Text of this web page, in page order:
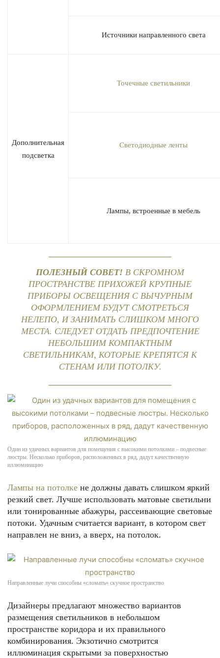
Источники направленного света
Дополнительная
подсветка
Точечные светильники
Светодиодные ленты
Лампы, встроенные в мебель
ПОЛЕЗНЫЙ СОВЕТ! В СКРОМНОМ
ПРОСТРАНСТВЕ ПРИХОЖЕЙ КРУПНЫЕ
ПРИБОРЫ ОСВЕЩЕНИЯ С ВЫЧУРНЫМ
ОФОРМЛЕНИЕМ БУДУТ СМОТРЕТЬСЯ
НЕЛЕПО, И ЗАНИМАТЬ СЛИШКОМ МНОГО
МЕСТА. СЛЕДУЕТ ОТДАТЬ ПРЕДПОЧТЕНИЕ
НЕБОЛЬШИМ КОМПАКТНЫМ
СВЕТИЛЬНИКАМ, КОТОРЫЕ КРЕПЯТСЯ К
СТЕНАМ ИЛИ ПОТОЛКУ.
Один из удачных вариантов для помещения с высокими потолками – подвесные
люстры. Несколько приборов, расположенных в ряд, дадут качественную
иллюминацию
Лампы на потолке не должны давать слишком яркий
резкий свет. Лучше использовать матовые светильни
или тонированные абажуры, рассеивающие световые
потоки. Удачным считается вариант, в котором свет
направлен не вниз, а вверх, на потолок.
Направленные лучи способны «сломать» скучное пространство
Дизайнеры предлагают множество вариантов
размещения светильников в небольшом
пространстве коридора и их правильного
комбинирования. Экзотично смотрится
иллюминация скрытыми за поверхностью